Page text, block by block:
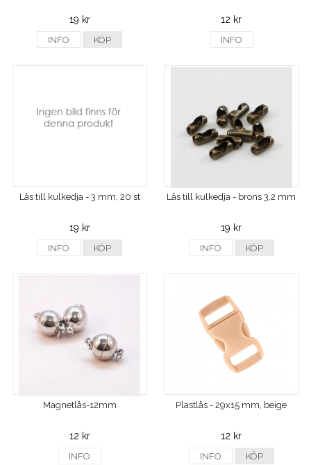
19 kr
INFO KÖP
12 kr
INFO
Lås till kulkedja - 3 mm, 20 st
19 kr
INFO KÖP
Lås till kulkedja - brons 3,2 mm
19 kr
INFO KÖP
Magnetlås-12mm
12 kr
INFO
Plastlås - 29x15 mm, beige
12 kr
INFO KÖP